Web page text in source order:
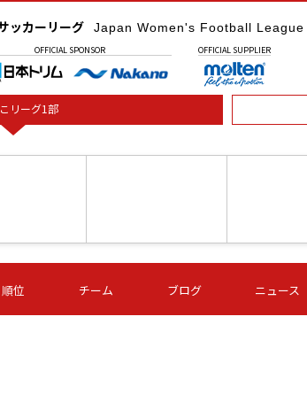
ッカーリーグ Japan Women's Football League
OFFICIAL SPONSOR OFFICIAL SUPPLIER
リーグ1部
05 (土) 15:00
石人の星
-
第16節 09/05 (土) 16:00
ＡＧＦ
-
いちご
-
順位 チーム ブログ ニュース